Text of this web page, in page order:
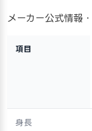
メーカー公式情報
項目
身長